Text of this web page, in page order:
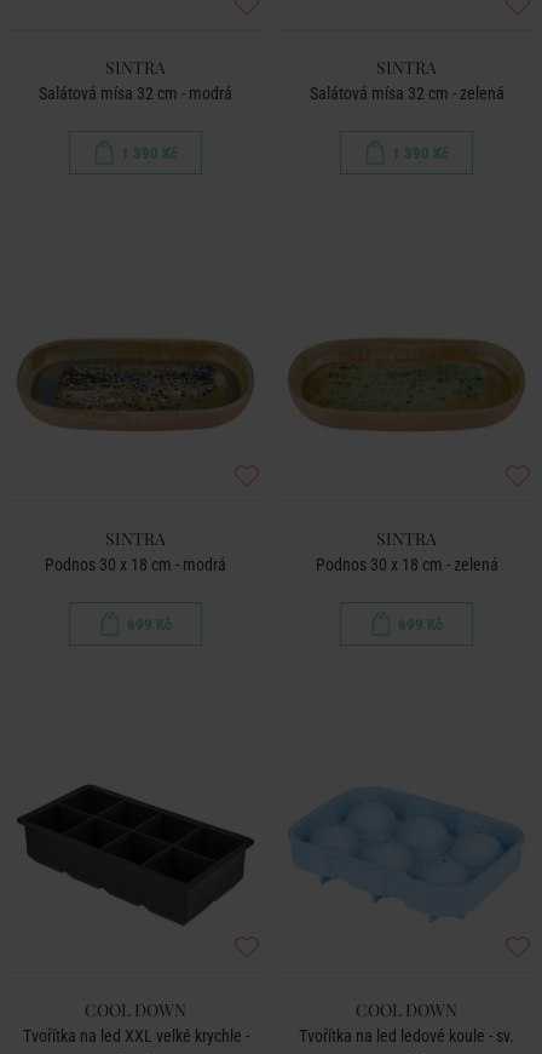
SINTRA
Salátová mísa 32 cm - modrá
1 390 Kč
SINTRA
Salátová mísa 32 cm - zelená
1 390 Kč
SINTRA
Podnos 30 x 18 cm - modrá
699 Kč
SINTRA
Podnos 30 x 18 cm - zelená
699 Kč
COOL DOWN
Tvořítka na led XXL velké krychle -
COOL DOWN
Tvořítka na led ledové koule - sv.